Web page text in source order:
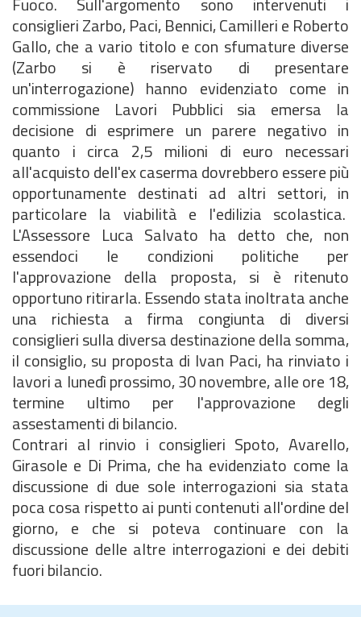
consiglieri Zarbo, Paci, Bennici, Camilleri e Roberto
Gallo, che a vario titolo e con sfumature diverse
(Zarbo si è riservato di presentare
un'interrogazione) hanno evidenziato come in
commissione Lavori Pubblici sia emersa la
decisione di esprimere un parere negativo in
quanto i circa 2,5 milioni di euro necessari
all'acquisto dell'ex caserma dovrebbero essere più
opportunamente destinati ad altri settori, in
particolare la viabilità e l'edilizia scolastica.
L'Assessore Luca Salvato ha detto che, non
essendoci le condizioni politiche per
l'approvazione della proposta, si è ritenuto
opportuno ritirarla. Essendo stata inoltrata anche
una richiesta a firma congiunta di diversi
consiglieri sulla diversa destinazione della somma,
il consiglio, su proposta di Ivan Paci, ha rinviato i
lavori a lunedì prossimo, 30 novembre, alle ore 18,
termine ultimo per l'approvazione degli
assestamenti di bilancio.
Contrari al rinvio i consiglieri Spoto, Avarello,
Girasole e Di Prima, che ha evidenziato come la
discussione di due sole interrogazioni sia stata
poca cosa rispetto ai punti contenuti all'ordine del
giorno, e che si poteva continuare con la
discussione delle altre interrogazioni e dei debiti
fuori bilancio.